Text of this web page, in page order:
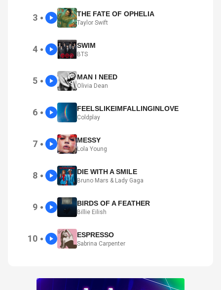
3 ● THE FATE OF OPHELIA
Taylor Swift
4 ● SWIM
BTS
5 ● MAN I NEED
Olivia Dean
6 ● FEELSLIKEIMFALLINGINLOVE
Coldplay
7 ● MESSY
Lola Young
8 ● DIE WITH A SMILE
Bruno Mars & Lady Gaga
9 ● BIRDS OF A FEATHER
Billie Eilish
10 ● ESPRESSO
Sabrina Carpenter